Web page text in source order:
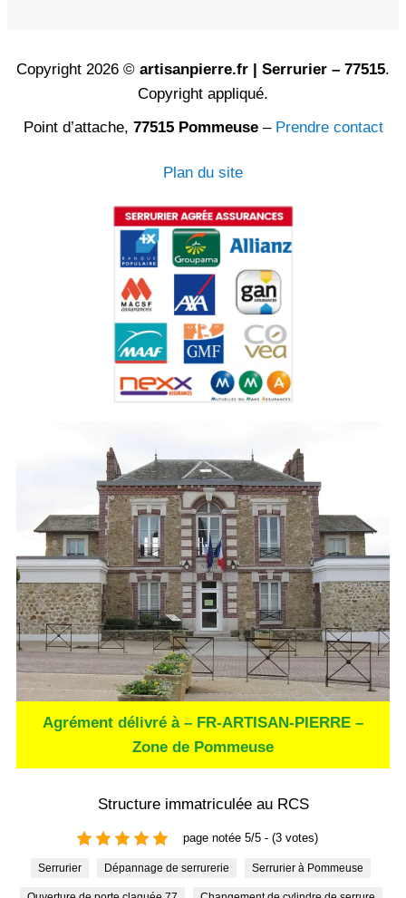
Copyright 2026 © artisanpierre.fr | Serrurier – 77515.
Copyright appliqué.
Point d’attache, 77515 Pommeuse– Prendre contact
Plan du site
Agrément délivré à – FR-ARTISAN-PIERRE –
Zone de Pommeuse
Structure immatriculée au RCS
page notée 5/5 - (3 votes)
Serrurier Dépannage de serrurerie Serrurier à Pommeuse